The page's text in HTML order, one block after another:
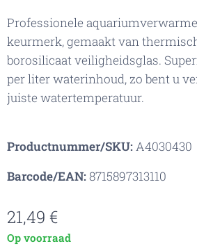
Professionele
keurmerk, gemaakt van
borosilicaat veiligheidsglas.
per liter waterinhoud, zo bent u
juiste watertemperatuur.
Productnummer/SKU:A4030430
Barcode/EAN:8715897313110
21,49 €
Op voorraad